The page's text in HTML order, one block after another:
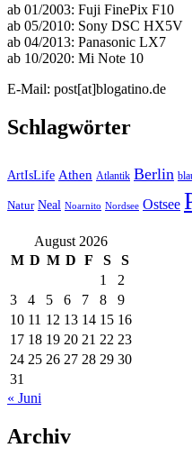
ab 01/2003: Fuji FinePix F10
ab 05/2010: Sony DSC HX5V
ab 04/2013: Panasonic LX7
ab 10/2020: Mi Note 10
E-Mail: post[at]blogatino.de
Schlagwörter
ArtIsLife Athen Atlantik Berlin
Natur Neal Noarnito Nordsee Ostsee
August 2026
M D M D F S
S
1
2
3
4 5 6 7 8
9
10 11 12 13 14 15 16
17 18 19 20 21 22 23
24 25 26 27 28 29 30
31
« Juni
Archiv